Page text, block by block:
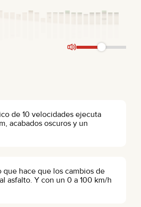
de 10 velocidades ejecuta
acabados oscuros y un
hace que los cambios de
asfalto. Y con un 0 a 100 km/h